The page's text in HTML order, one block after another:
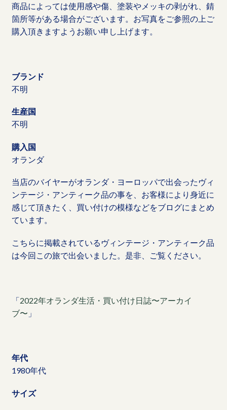
商品によっては使用感や傷、塗装やメッキの剥がれ、錆
箇所等がある場合がございます。お写真をご参照の上ご
購入頂きますようお願い申し上げます。
ブランド
不明
生産国
不明
購入国
オランダ
当店のバイヤーがオランダ・ヨーロッパで出会ったヴィ
ンテージ・アンティーク品の事を、お客様により身近に
感じて頂きたく、買い付けの模様などをブログにまとめ
ています。
こちらに掲載されているヴィンテージ・アンティーク品
は今回この旅で出会いました。是非、ご覧ください。
「2022年オランダ生活・買い付け日誌〜アーカイ
ブ〜 」
年代
1980年代
サイズ